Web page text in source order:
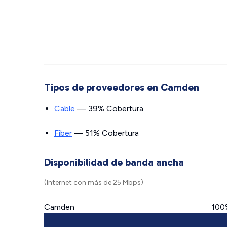
Tipos de proveedores en Camden
Cable — 39% Cobertura
Fiber — 51% Cobertura
Disponibilidad de banda ancha
(Internet con más de 25 Mbps)
Camden